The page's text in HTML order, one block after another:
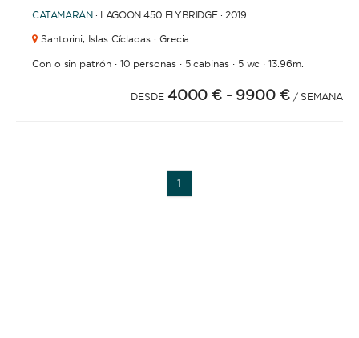
CATAMARÁN · LAGOON 450 FLYBRIDGE · 2019
Santorini, Islas Cícladas · Grecia
Con o sin patrón· 10 personas· 5 cabinas· 5 wc ·13.96m.
DESDE 4000 € - 9900 € / SEMANA
1